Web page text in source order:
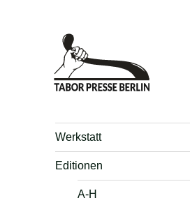
Werkstatt
Editionen
A-H